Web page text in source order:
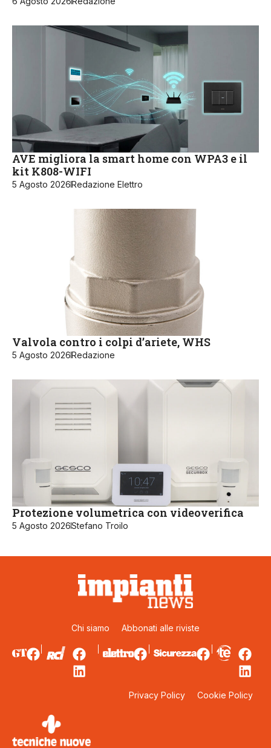
AVE migliora la smart home con WPA3 e il
kit K808-WIFI
5 Agosto 2026Redazione Elettro
Valvola contro i colpi d’ariete, WHS
5 Agosto 2026Redazione
Protezione volumetrica con videoverifica
5 Agosto 2026Stefano Troilo
Chi siamo Abbonati alle riviste
Privacy Policy Cookie Policy